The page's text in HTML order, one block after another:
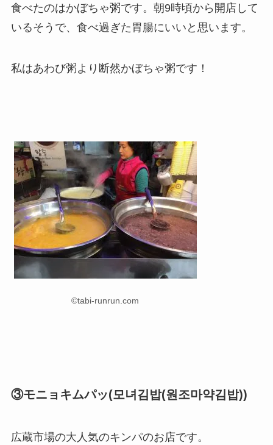
食べたのはかぼちゃ粥です。朝9時頃から開店して
いるそうで、食べ過ぎた胃腸にいいと思います。
私はあわび粥より断然かぼちゃ粥です！
©tabi-runrun.com
③モニョキムパッ(모녀김밥(원조마약김밥))
広蔵市場の大人気のキンパのお店です。